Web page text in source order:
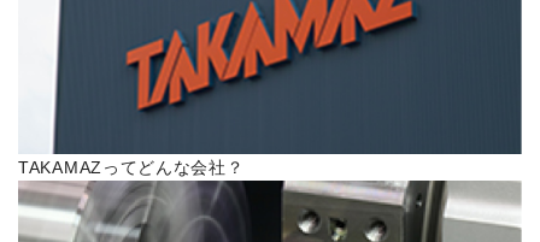
高松流技
ご利用に際して
当社のセキュリティへの取り組み
プライバシーポリシー
TAKAMAZってどんな会社？